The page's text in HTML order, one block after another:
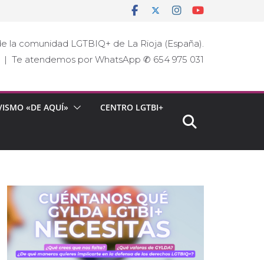
comunidad LGTBIQ+ de La Rioja (España).
| Te atendemos por WhatsApp ✆ 654 975 031
«DE AQUÍ» CENTRO LGTBI+